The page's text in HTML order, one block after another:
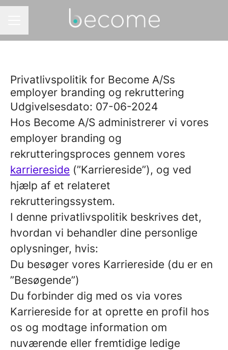
Privatlivspolitik for Become A/Ss
employer branding og rekruttering
Udgivelsesdato: 07-06-2024
Hos Become A/S administrerer vi vores
employer branding og
rekrutteringsproces gennem vores
karriereside (”Karriereside”), og ved
hjælp af et relateret
rekrutteringssystem.
I denne privatlivspolitik beskrives det,
hvordan vi behandler dine personlige
oplysninger, hvis:
Du besøger vores Karriereside (du er en
”Besøgende”)
Du forbinder dig med os via vores
Karriereside for at oprette en profil hos
os og modtage information om
nuværende eller fremtidige ledige